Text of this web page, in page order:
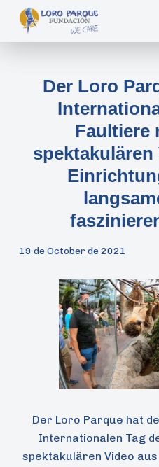
main
Der Loro
Faultiere
spektakulären
19 de October de 2021
Der Loro Parque hat
Internationalen Tag
spektakulären Video